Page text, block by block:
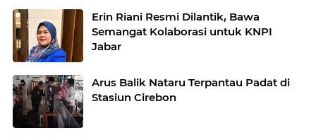
Erin Riani Resmi Dilantik, Bawa
Semangat Kolaborasi untuk KNPI
Jabar
Arus Balik Nataru Terpantau Padat di
Stasiun Cirebon